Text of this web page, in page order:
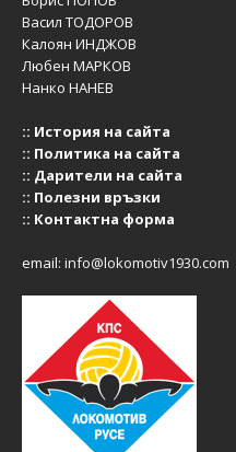
Васил ТОДОРОВ
Калоян ИНДЖОВ
Любен МАРКОВ
Нанко НАНЕВ
:: История на сайта
:: Политика на сайта
:: Дарители на сайта
:: Полезни връзки
:: Контактна форма
email: info@lokomotiv1930.com